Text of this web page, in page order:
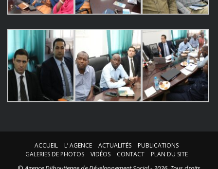
ACCUEIL L’ AGENCE ACTUALITÉS
PUBLICATIONS
GALERIES DE PHOTOS
VIDÉOS CONTACT PLAN DU SITE